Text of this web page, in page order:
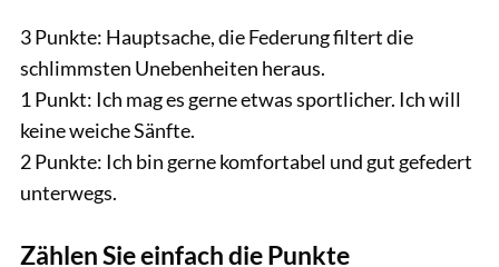
3 Punkte: Hauptsache, die Federung filtert die
schlimmsten Unebenheiten heraus.
1 Punkt: Ich mag es gerne etwas sportlicher. Ich will
keine weiche Sänfte.
2 Punkte: Ich bin gerne komfortabel und gut gefedert
unterwegs.
Zählen Sie einfach die Punkte